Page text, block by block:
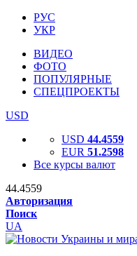
РУС
УКР
ВИДЕО
ФОТО
ПОПУЛЯРНЫЕ
СПЕЦПРОЕКТЫ
USD
USD 44.4559
EUR 51.2598
Все курсы валют
44.4559
Авторизация
Поиск
UA